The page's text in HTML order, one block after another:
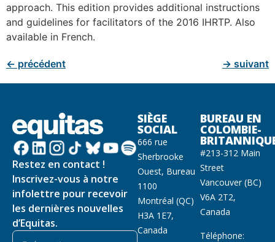
approach. This edition provides additional instructions
and guidelines for facilitators of the 2016 IHRTP. Also
available in French.
← précédent → suivant
Restez en contact !
Inscrivez-vous à notre
infolettre pour recevoir
les dernières nouvelles
d’Equitas.
SIÈGE
SOCIAL
666 rue
Sherbrooke
Ouest, Bureau
1100
Montréal (QC)
H3A 1E7,
Canada
BUREAU EN
COLOMBIE-
#213-312 Main
Street
Vancouver (BC)
V6A 2T2,
Canada
Téléphone: